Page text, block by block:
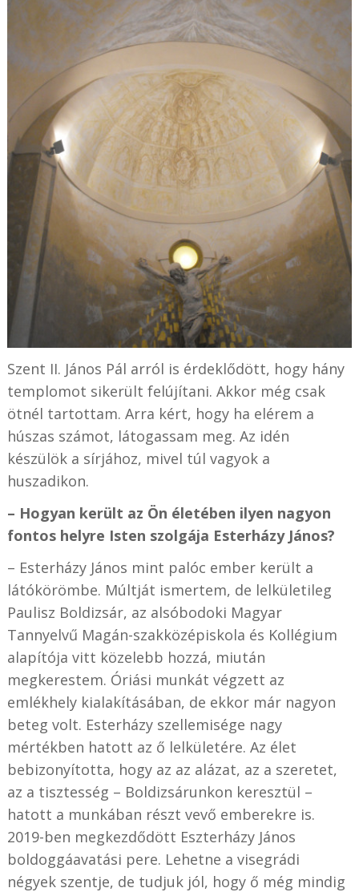
Szent II. János Pál arról is érdeklődött, hogy hány
templomot sikerült felújítani. Akkor még csak
ötnél tartottam. Arra kért, hogy ha elérem a
húszas számot, látogassam meg. Az idén
készülök a sírjához, mivel túl vagyok a
huszadikon.
– Hogyan került az Ön életében ilyen nagyon
fontos helyre Isten szolgája Esterházy János?
– Esterházy János mint palóc ember került a
látókörömbe. Múltját ismertem, de lelkületileg
Paulisz Boldizsár, az alsóbodoki Magyar
Tannyelvű Magán-szakközépiskola és Kollégium
alapítója vitt közelebb hozzá, miután
megkerestem. Óriási munkát végzett az
emlékhely kialakításában, de ekkor már nagyon
beteg volt. Esterházy szellemisége nagy
mértékben hatott az ő lelkületére. Az élet
bebizonyította, hogy az az alázat, az a szeretet,
az a tisztesség – Boldizsárunkon keresztül –
hatott a munkában részt vevő emberekre is.
2019-ben megkezdődött Eszterházy János
boldoggáavatási pere. Lehetne a visegrádi
négyek szentje, de tudjuk jól, hogy ő még mindig